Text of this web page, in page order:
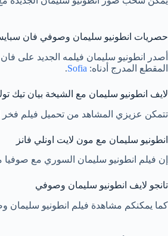
حصريات انطونيو سليمان وصوفي فان
المقطع المدرج أدناه: Sofia
.
لايف انطونيو سليمان مع الشيخة بيان تيك
تتمكن عزيزي المشاهد من تحميل فيلم فخر
انطونيو سليمان مع مون لايت اونلي فانز
إن فيلم انطونيو سليمان السوري مع
تانجو لايف انطونيو سليمان وصوفي
كما يمكنكم مشاهدة فيلم انطونيو سليمان